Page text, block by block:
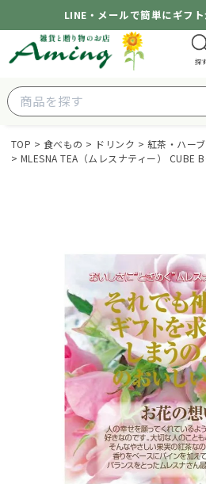
LINE・メールで簡単にギフ
探す
TOP 食べもの ドリンク
紅茶・ハー
MLESNA TEA（ムレスナティー） CUBE